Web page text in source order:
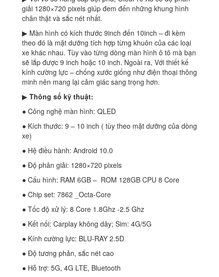
giải 1280×720 pixels giúp đem đến những khung hình
chân thật và sắc nét nhất.
▶ Màn hình có kích thước 9inch đến 10inch – đi kèm
theo đó là mặt dưỡng tích hợp từng khuôn của các loại
xe khác nhau. Tùy vào từng dòng màn hình ô tô mà bạn
sẽ lắp được 9 inch hoặc 10 inch. Ngoài ra, Với thiết kế
kính cường lực – chống xước giống như điện thoại thông
minh nên mang lại cảm giác sang trọng hơn.
▶ Thông số kỹ thuật:
● Công nghệ màn hình: QLED
● Kích thước: 9 – 10 inch ( tùy theo mặt dưỡng của dòng
xe)
● Hệ điều hành: Android 10.0
● Độ phân giải: 1280×720 pixels
● Cấu hình: RAM 6GB – ROM 128GB CPU 8 Core
● Chip set: 7862 _Octa-Core
● Tốc độ xử lý: 8 Core 1.8Ghz -2.5 Ghz
● Kết nối: Carplay không dây; Sim: 4G/5G
● Kính cường lực: BLU-RAY 2.5D
● Độ tương phản, sắc nét cao
● Hỗ trợ: 5G, 4G LTE, Bluetooth